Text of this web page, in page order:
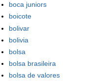
boca juniors
boicote
bolivar
bolivia
bolsa
bolsa brasileira
bolsa de valores